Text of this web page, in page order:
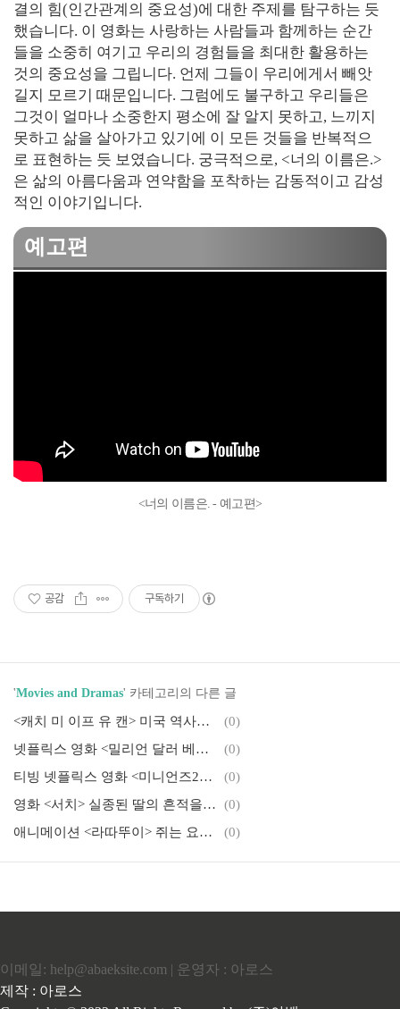
결의 힘(인간관계의 중요성)에 대한 주제를 탐구하는 듯
했습니다. 이 영화는 사랑하는 사람들과 함께하는 순간
들을 소중히 여기고 우리의 경험들을 최대한 활용하는
것의 중요성을 그립니다. 언제 그들이 우리에게서 빼앗
길지 모르기 때문입니다. 그럼에도 불구하고 우리들은
그것이 얼마나 소중한지 평소에 잘 알지 못하고, 느끼지
못하고 삶을 살아가고 있기에 이 모든 것들을 반복적으
로 표현하는 듯 보였습니다. 궁극적으로, <너의 이름은.>
은 삶의 아름다움과 연약함을 포착하는 감동적이고 감성
적인 이야기입니다.
예고편
<너의 이름은. - 예고편>
공감 구독하기
'Movies and Dramas' 카테고리의 다른 글
<캐치 미 이프 유 캔> 미국 역사상 가장 성공한 사기꾼!
(0)
넷플릭스 영화 <밀리언 달러 베이비>
(0)
티빙 넷플릭스 영화 <미니언즈2> 바나나~ 바나나나나나~~~
(0)
영화 <서치> 실종된 딸의 흔적을 검색한다, 실종 48시간..
(0)
애니메이션 <라따뚜이> 쥐는 요리하고 사람은 서빙 경영을???
(0)
이메일: help@abaeksite.com | 운영자 : 아로스
제작 : 아로스